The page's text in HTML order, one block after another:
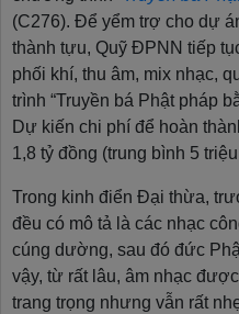
(C276). Để yểm trợ cho dự
thành tựu, Quỹ ĐPNN tiếp
phối khí, thu âm, mix nhạc,
trình “Truyền bá Phật pháp
Dự kiến chi phí để hoàn
1,8 tỷ đồng (trung bình 5
Trong kinh điển Đại thừa,
đều có mô tả là các nhạc
cúng dường, sau đó đức
vậy, từ rất lâu, âm nhạc
trang trọng nhưng vẫn rất